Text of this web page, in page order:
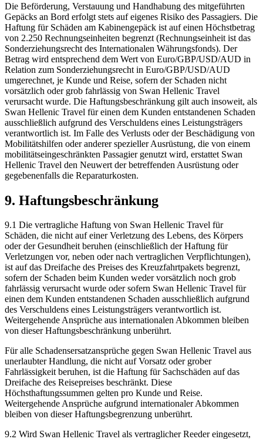
Die Beförderung, Verstauung und Handhabung des mitgeführten
Gepäcks an Bord erfolgt stets auf eigenes Risiko des Passagiers. Die
Haftung für Schäden am Kabinengepäck ist auf einen Höchstbetrag
von 2.250 Rechnungseinheiten begrenzt (Rechnungseinheit ist das
Sonderziehungsrecht des Internationalen Währungsfonds). Der
Betrag wird entsprechend dem Wert von Euro/GBP/USD/AUD in
Relation zum Sonderziehungsrecht in Euro/GBP/USD/AUD
umgerechnet, je Kunde und Reise, sofern der Schaden nicht
vorsätzlich oder grob fahrlässig von Swan Hellenic Travel
verursacht wurde. Die Haftungsbeschränkung gilt auch insoweit, als
Swan Hellenic Travel für einen dem Kunden entstandenen Schaden
ausschließlich aufgrund des Verschuldens eines Leistungsträgers
verantwortlich ist. Im Falle des Verlusts oder der Beschädigung von
Mobilitätshilfen oder anderer spezieller Ausrüstung, die von einem
mobilitätseingeschränkten Passagier genutzt wird, erstattet Swan
Hellenic Travel den Neuwert der betreffenden Ausrüstung oder
gegebenenfalls die Reparaturkosten.
9. Haftungsbeschränkung
9.1 Die vertragliche Haftung von Swan Hellenic Travel für
Schäden, die nicht auf einer Verletzung des Lebens, des Körpers
oder der Gesundheit beruhen (einschließlich der Haftung für
Verletzungen vor, neben oder nach vertraglichen Verpflichtungen),
ist auf das Dreifache des Preises des Kreuzfahrtpakets begrenzt,
sofern der Schaden beim Kunden weder vorsätzlich noch grob
fahrlässig verursacht wurde oder sofern Swan Hellenic Travel für
einen dem Kunden entstandenen Schaden ausschließlich aufgrund
des Verschuldens eines Leistungsträgers verantwortlich ist.
Weitergehende Ansprüche aus internationalen Abkommen bleiben
von dieser Haftungsbeschränkung unberührt.
Für alle Schadensersatzansprüche gegen Swan Hellenic Travel aus
unerlaubter Handlung, die nicht auf Vorsatz oder grober
Fahrlässigkeit beruhen, ist die Haftung für Sachschäden auf das
Dreifache des Reisepreises beschränkt. Diese
Höchsthaftungssummen gelten pro Kunde und Reise.
Weitergehende Ansprüche aufgrund internationaler Abkommen
bleiben von dieser Haftungsbegrenzung unberührt.
9.2 Wird Swan Hellenic Travel als vertraglicher Reeder eingesetzt,